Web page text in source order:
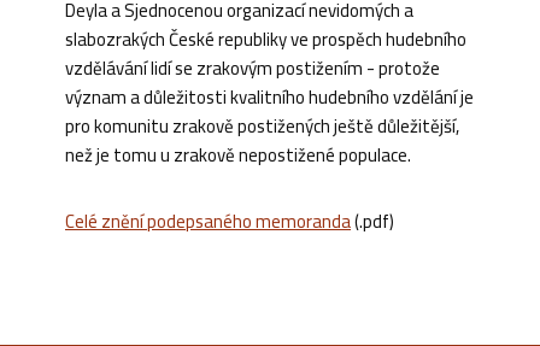
Deyla a Sjednocenou organizací nevidomých a
slabozrakých České republiky ve prospěch hudebního
vzdělávání lidí se zrakovým postižením - protože
význam a důležitosti kvalitního hudebního vzdělání je
pro komunitu zrakově postižených ještě důležitější,
než je tomu u zrakově nepostižené populace.
Celé znění podepsaného memoranda(.pdf)